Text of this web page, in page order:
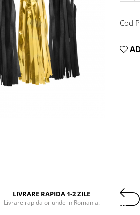
Cod
LIVRARE RAPIDA 1-2 ZILE
Livrare rapida oriunde in Romania.